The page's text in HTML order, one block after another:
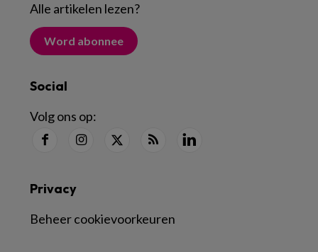
Alle artikelen lezen?
Word abonnee
Social
Volg ons op:
Privacy
Beheer cookievoorkeuren